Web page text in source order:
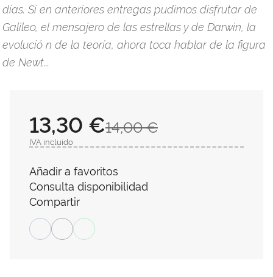
días. Si en anteriores entregas pudimos disfrutar de
Galileo, el mensajero de las estrellas y de Darwin, la
evolució n de la teoría, ahora toca hablar de la figura
de Newt...
14,00 €
13,30 €
IVA incluido
Añadir a favoritos
Consulta disponibilidad
Compartir